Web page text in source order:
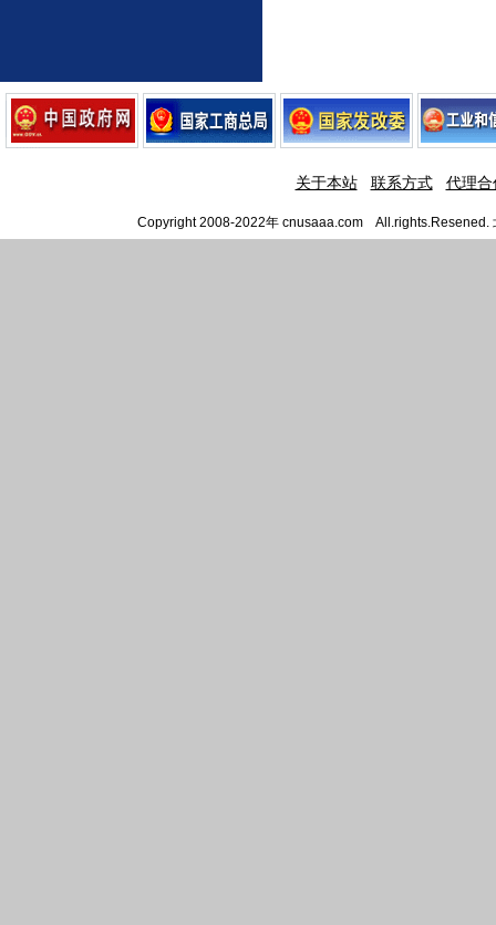
关于本站 联系方式 代理合
Copyright 2008-2022年 cnusaaa.com All.rights.Resened.